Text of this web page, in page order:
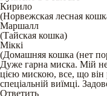
Кирило
(Норвежская лесная
Маршалл
(Тайская кошка)
Міккі
(Домашняя кошка (нет
Дуже гарна миска. Мій
цією мискою, все, що він
спеціальній виїмці.
Ответить